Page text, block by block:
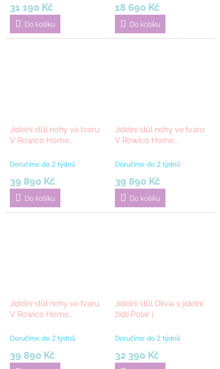
31 190 Kč
Do košíku
18 690 Kč
Do košíku
Jídelní stůl nohy ve tvaru
V Rowico Home
| béžová
Doručíme do 2 týdnů
39 890 Kč
Do košíku
Jídelní stůl nohy ve tvaru
V Rowico Home
| bílá
Doručíme do 2 týdnů
39 890 Kč
Do košíku
Jídelní stůl nohy ve tvaru
V Rowico Home
| hnědá
Doručíme do 2 týdnů
39 890 Kč
Jídelní stůl Olivia s jídelní
židlí Polar |
Doručíme do 2 týdnů
32 390 Kč